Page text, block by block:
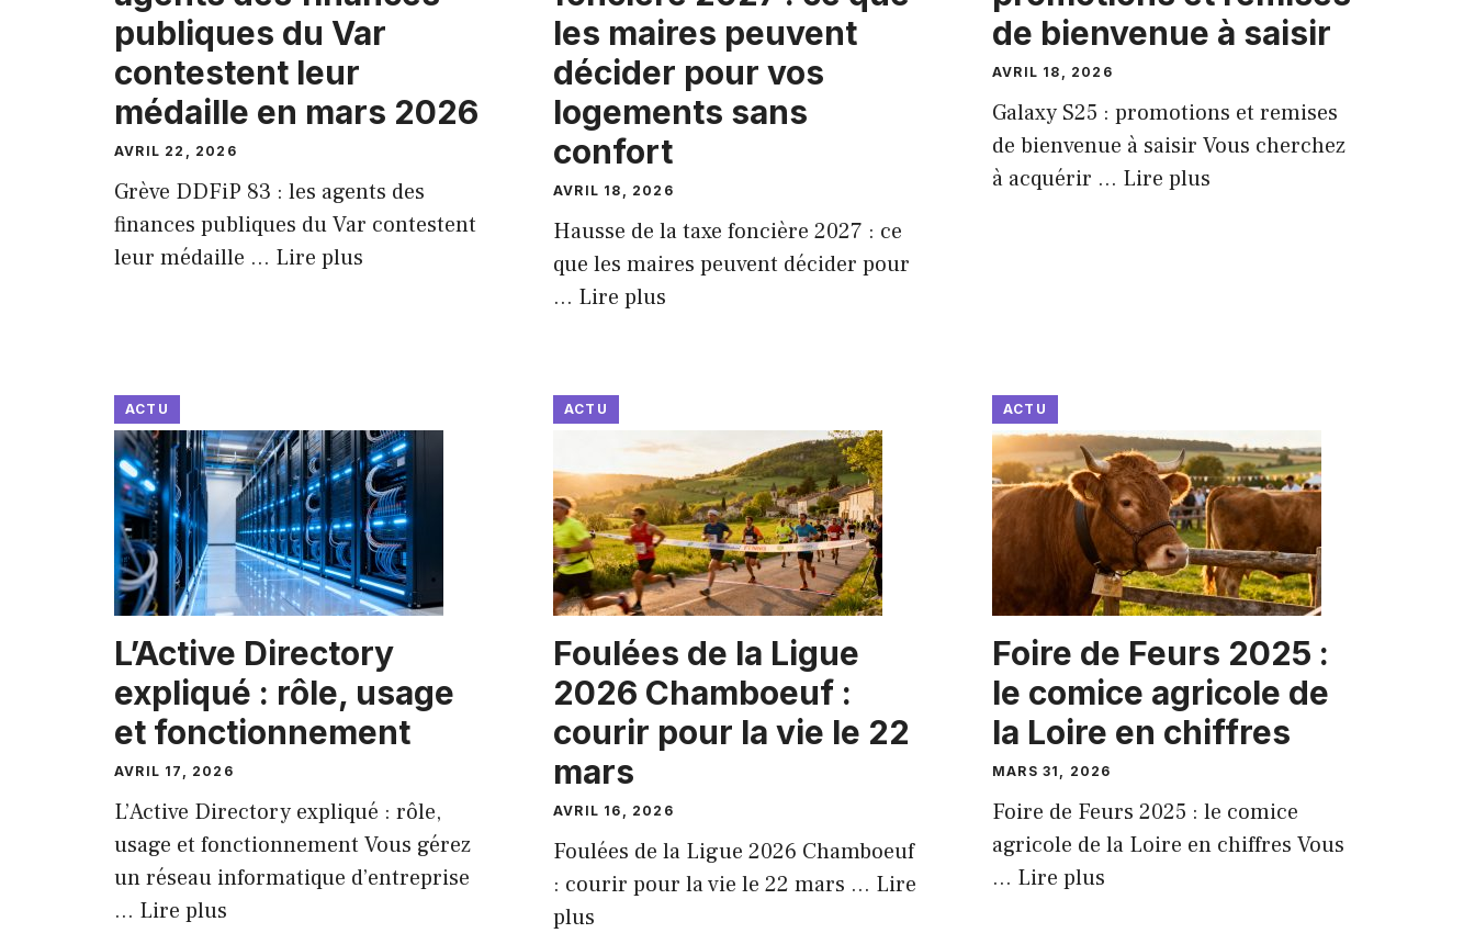
publiques du Var
contestent leur
médaille en mars 2026
AVRIL 22, 2026
Grève DDFiP 83 : les agents des
finances publiques du Var contestent
leur médaille ... Lire plus
les maires peuvent
décider pour vos
logements sans
confort
AVRIL 18, 2026
Hausse de la taxe foncière 2027 : ce
que les maires peuvent décider pour
... Lire plus
de bienvenue à saisir
AVRIL 18, 2026
Galaxy S25 : promotions et remises
de bienvenue à saisir Vous cherchez
à acquérir ... Lire plus
ACTU
L’Active Directory
expliqué : rôle, usage
et fonctionnement
AVRIL 17, 2026
L’Active Directory expliqué : rôle,
usage et fonctionnement Vous gérez
un réseau informatique d’entreprise
... Lire plus
ACTU
Foulées de la Ligue
2026 Chamboeuf :
courir pour la vie le 22
mars
AVRIL 16, 2026
Foulées de la Ligue 2026 Chamboeuf
: courir pour la vie le 22 mars ... Lire
plus
ACTU
Foire de Feurs 2025 :
le comice agricole de
la Loire en chiffres
MARS 31, 2026
Foire de Feurs 2025 : le comice
agricole de la Loire en chiffres Vous
... Lire plus